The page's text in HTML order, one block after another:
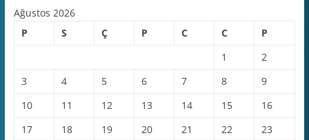
Ağustos 2026
P
S Ç P C C
P
1
2
3
4 5 6 7 8
9
10
11 12 13 14 15
16
17
18 19 20 21 22
23